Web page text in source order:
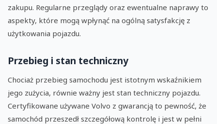
zakupu. Regularne przeglądy oraz ewentualne naprawy to
aspekty, które mogą wpłynąć na ogólną satysfakcję z
użytkowania pojazdu.
Przebieg i stan techniczny
Chociaż przebieg samochodu jest istotnym wskaźnikiem
jego zużycia, równie ważny jest stan techniczny pojazdu.
Certyfikowane używane Volvo z gwarancją to pewność, że
samochód przeszedł szczegółową kontrolę i jest w pełni